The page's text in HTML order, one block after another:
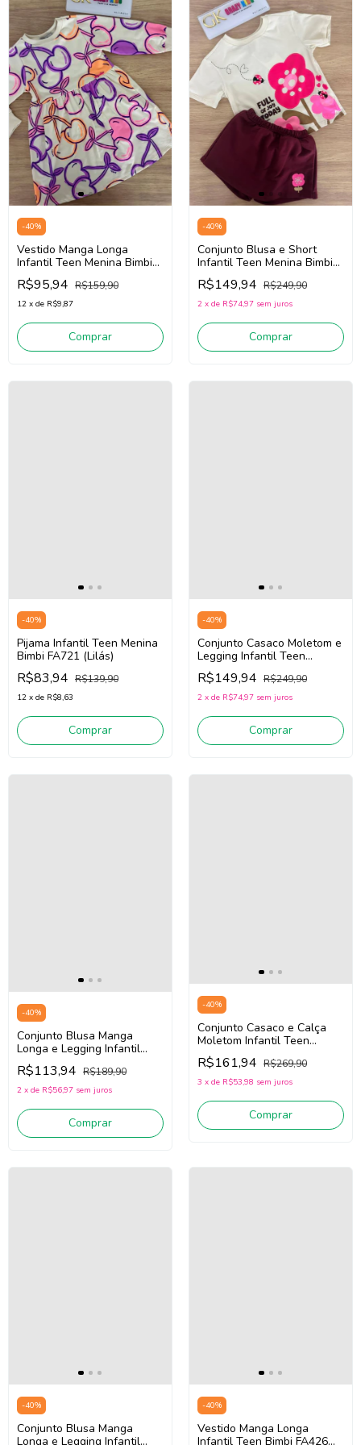
-40%
Vestido Manga Longa
Infantil Teen Menina Bimbi
FA441 (Off White/Lilás)
R$95,94 R$159,90
12 x de R$9,87
Comprar
-40%
Conjunto Blusa e Short
Infantil Teen Menina Bimbi
FB104 (Off White/Vinho)
R$149,94 R$249,90
2 x de R$74,97 sem juros
Comprar
-40%
Pijama Infantil Teen Menina
Bimbi FA721 (Lilás)
R$83,94 R$139,90
12 x de R$8,63
Comprar
-40%
Conjunto Casaco Moletom e
Legging Infantil Teen
Menina Bimbi FB094 (Off
White/Vinho)
R$149,94 R$249,90
2 x de R$74,97 sem juros
Comprar
-40%
Conjunto Blusa Manga
Longa e Legging Infantil
Teen Menina Bimbi FA739
(Off White/Verde)
R$113,94 R$189,90
2 x de R$56,97 sem juros
Comprar
-40%
Conjunto Casaco e Calça
Moletom Infantil Teen
Menina Bimbi FA749 (Verde)
R$161,94 R$269,90
3 x de R$53,98 sem juros
Comprar
-40%
Conjunto Blusa Manga
Longa e Legging Infantil
-40%
Vestido Manga Longa
Infantil Teen Bimbi FA426